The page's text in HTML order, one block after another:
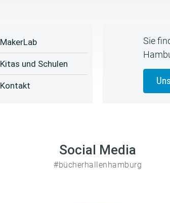
MakerLab
Kitas und Schulen
Kontakt
Sie
Social Media
#bücherhallenhamburg